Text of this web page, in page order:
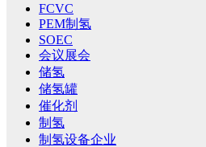
FCVC
PEM制氢
SOEC
会议展会
储氢
储氢罐
催化剂
制氢
制氢设备企业